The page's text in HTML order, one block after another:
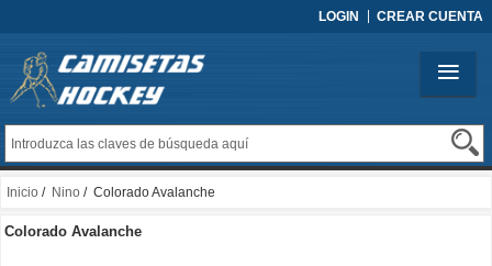
LOGIN CREAR CUENTA
Inicio / Nino / Colorado Avalanche
Colorado Avalanche